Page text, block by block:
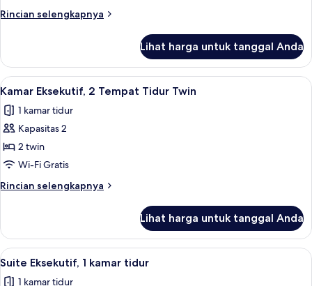
tidur
Rincian selengkapnya
Rincian
Suite
Eksekutif,
1
tidur
Lihat harga untuk tanggal Anda
Lihat
semua
foto
untuk
Kamar
Eksekutif,
2
Tempat
Twin
Minibar, brankas, meja kerja, dan
10
Kamar Eksekutif, 2 Tempat Tidur Twin
1 kamar tidur
Kapasitas 2
2 twin
Wi-Fi Gratis
Rincian selengkapnya
Rincian
Kamar
Eksekutif,
2
Lihat harga untuk tanggal Anda
Lihat
semua
Suite Eksekutif, 1 kamar tidur |
6
Suite Eksekutif, 1 kamar tidur
1 kamar tidur